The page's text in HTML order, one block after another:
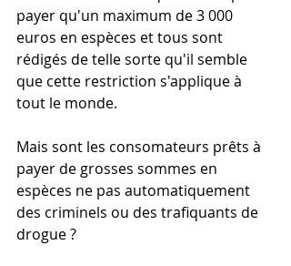
payer qu'un maximum de 3 000
euros en espèces et tous sont
rédigés de telle sorte qu'il semble
que cette restriction s'applique à
tout le monde.
Mais sont les consomateurs prêts à
payer de grosses sommes en
espèces ne pas automatiquement
des criminels ou des trafiquants de
drogue ?